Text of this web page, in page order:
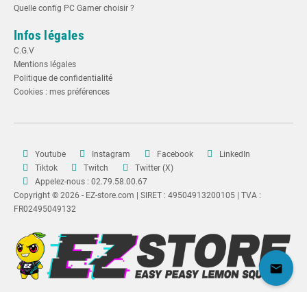
mail
Quelle config PC Gamer choisir ?
Infos légales
C.G.V
Mentions légales
Politique de confidentialité
Cookies : mes préférences
Youtube Instagram Facebook
LinkedIn
Tiktok
Twitch
Twitter (X)
Appelez-nous : 02.79.58.00.67
Copyright © 2026 - EZ-store.com | SIRET : 49504913200105 | TVA :
FR02495049132